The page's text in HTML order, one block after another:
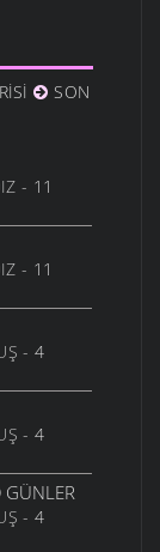
SON
- 11
- 11
- 4
- 4
GÜNLER
- 4